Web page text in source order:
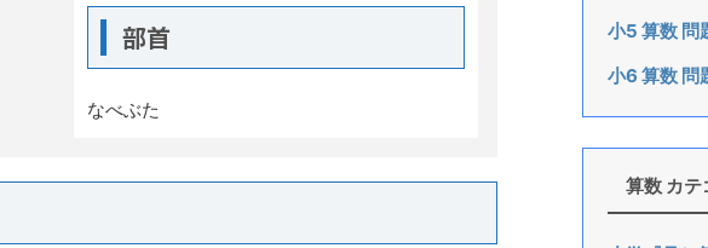
部首
なべぶた
小5 算数 問
小6 算数 問
算数 カテ